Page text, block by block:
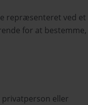
repræsenteret ved et
for at bestemme,
eller